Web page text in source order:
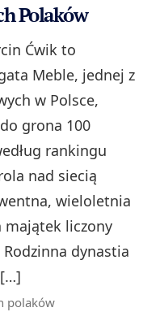
Polaków
Ćwik to
Meble, jednej z
w Polsce,
grona 100
rankingu
nad siecią
wieloletnia
majątek liczony
dynastia
polaków